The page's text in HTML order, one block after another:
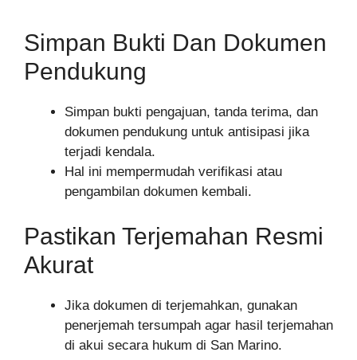
Simpan Bukti Dan Dokumen
Pendukung
Simpan bukti pengajuan, tanda terima, dan
dokumen pendukung untuk antisipasi jika
terjadi kendala.
Hal ini mempermudah verifikasi atau
pengambilan dokumen kembali.
Pastikan Terjemahan Resmi
Akurat
Jika dokumen di terjemahkan, gunakan
penerjemah tersumpah agar hasil terjemahan
di akui secara hukum di San Marino.